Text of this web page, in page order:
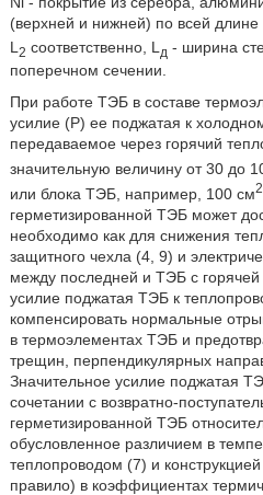
(верхней и нижней) по всей
L 2 соответственно, L д - ширина
поперечном сечении.
При работе ТЭБ в составе
усилие (Р) ее поджатая к
передаваемое через горячий
значительную величину от 30 до
или блока ТЭБ, например, 100 см2
герметизированной ТЭБ может
необходимо как для снижения
защитного чехла (4, 9) и
между последней и ТЭБ с
усилие поджатая ТЭБ к
компенсировать нормальные
в термоэлементах ТЭБ и
трещин, перпендикулярных
Значительное усилие поджатая
сочетании с возвратно-
герметизированной ТЭБ
обусловленное различием в
теплопроводом (7) и
правило) в коэффициентах